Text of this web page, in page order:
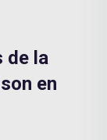
de la
en